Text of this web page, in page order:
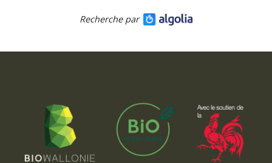
Recherche par